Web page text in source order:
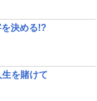
決める!?
生を賭けて